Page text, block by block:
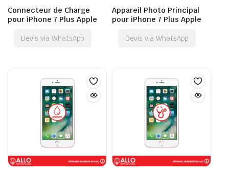
Connecteur de Charge
pour iPhone 7 Plus Apple
Devis via WhatsApp
Appareil Photo Principal
pour iPhone 7 Plus Apple
Devis via WhatsApp